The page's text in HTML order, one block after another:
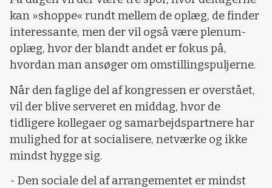
kan »shoppe« rundt mellem de oplæg, de finder
interessante, men der vil også være plenum-
oplæg, hvor der blandt andet er fokus på,
hvordan man ansøger om omstillingspuljerne.
Når den faglige del af kongressen er overstået,
vil der blive serveret en middag, hvor de
tidligere kollegaer og samarbejdspartnere har
mulighed for at socialisere, netværke og ikke
mindst hygge sig.
- Den sociale del af arrangementet er mindst